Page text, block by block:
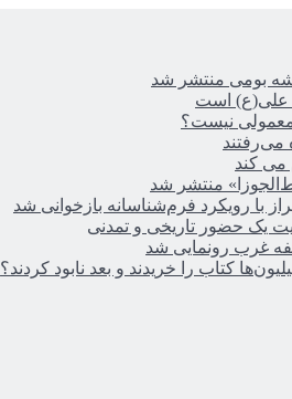
بومی منتشر شد
علی(ع) است
معمولی نیست؟
می‌رفتند
کند
منتشر شد
با رویکرد فرم‌شناسانه بازخوانی شد
یک حضور تاریخی و تمدنی
کتاب را خریدند و بعد نابود کردند؟